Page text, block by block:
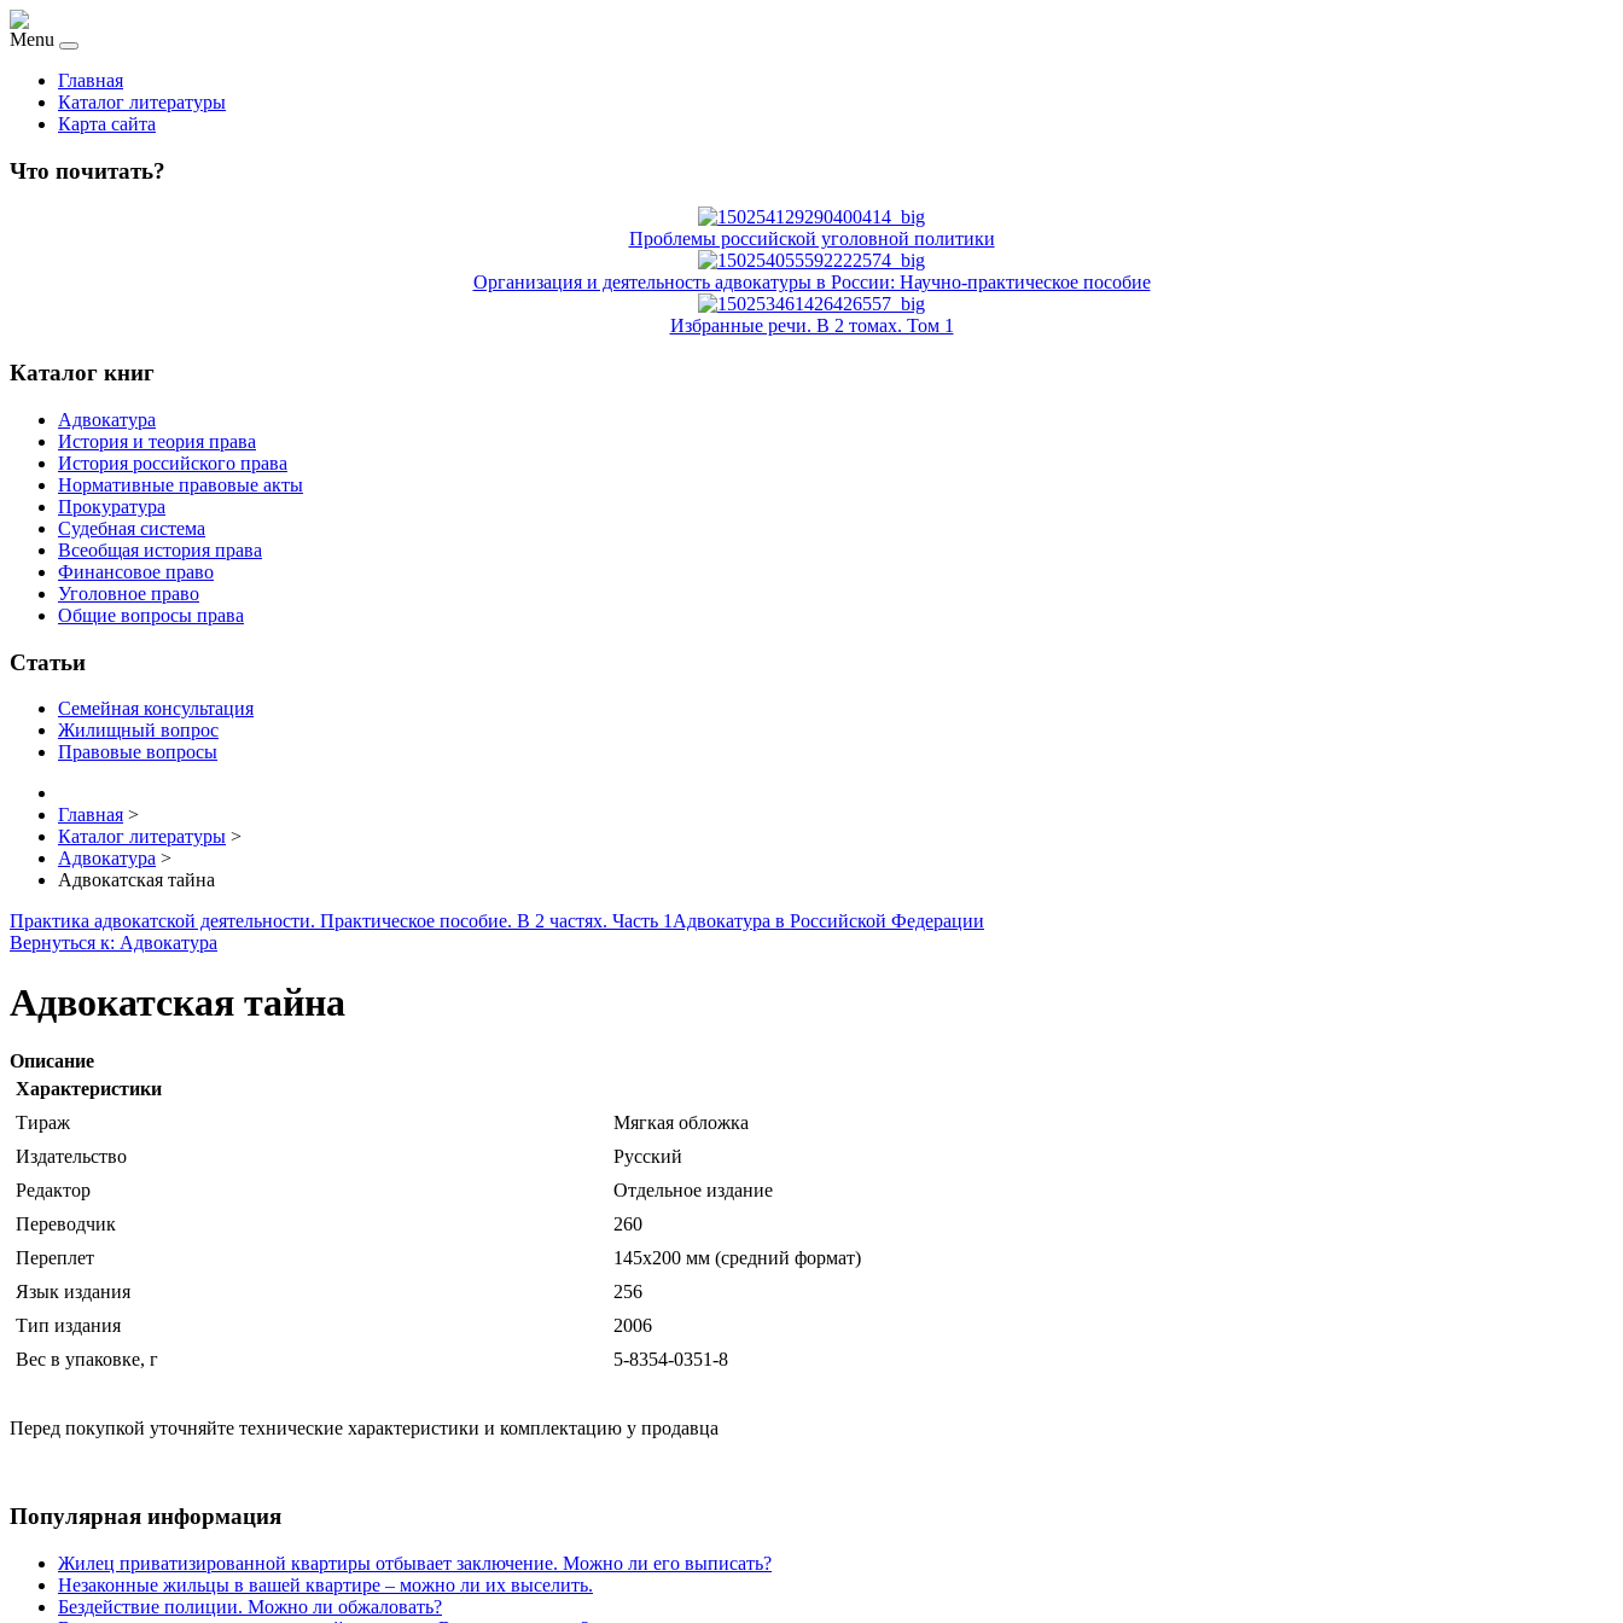
Menu
Главная
Каталог литературы
Карта сайта
Что почитать?
Проблемы российской уголовной политики
Организация и деятельность адвокатуры в России: Научно-практическое пособие
Избранные речи. В 2 томах. Том 1
Каталог книг
Адвокатура
История и теория права
История российского права
Нормативные правовые акты
Прокуратура
Судебная система
Всеобщая история права
Финансовое право
Уголовное право
Общие вопросы права
Статьи
Семейная консультация
Жилищный вопрос
Правовые вопросы
Главная >
Каталог литературы >
Адвокатура >
Адвокатская тайна
Практика адвокатской деятельности. Практическое пособие. В 2 частях. Часть 1 Адвокатура в Российской Федерации
Вернуться к: Адвокатура
Адвокатская тайна
Описание
Характеристики
Тираж
Мягкая обложка
Издательство
Русский
Редактор
Отдельное издание
Переводчик
260
Переплет
145х200 мм (средний формат)
Язык издания
256
Тип издания
2006
Вес в упаковке, г
5-8354-0351-8
Перед покупкой уточняйте технические характеристики и комплектацию у продавца
Популярная информация
Жилец приватизированной квартиры отбывает заключение. Можно ли его выписать?
Незаконные жильцы в вашей квартире – можно ли их выселить.
Бездействие полиции. Можно ли обжаловать?